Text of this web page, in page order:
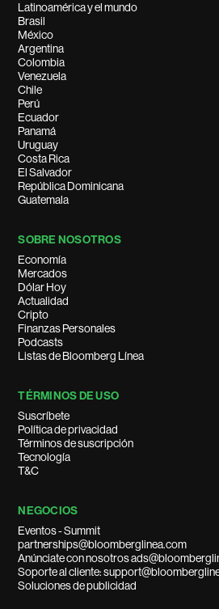
Latinoamérica y el mundo
Brasil
México
Argentina
Colombia
Venezuela
Chile
Perú
Ecuador
Panamá
Uruguay
Costa Rica
El Salvador
República Dominicana
Guatemala
SOBRE NOSOTROS
Economía
Mercados
Dólar Hoy
Actualidad
Cripto
Finanzas Personales
Podcasts
Listas de Bloomberg Línea
TÉRMINOS DE USO
Suscríbete
Política de privacidad
Términos de suscripción
Tecnología
T&C
NEGOCIOS
Eventos - Summit
partnerships@bloomberglinea.com
Anúnciate con nosotros
Soporte al cliente:
Soluciones de publicidad